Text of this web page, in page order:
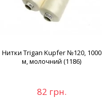
Нитки Trigan Kupfer №120, 1000
м, молочний (1186)
82 грн.